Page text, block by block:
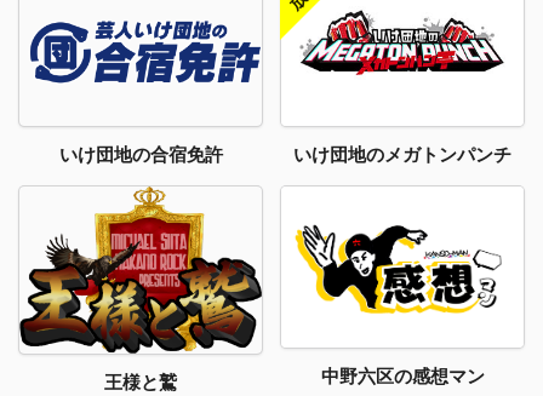
いけ団地の合宿免許 いけ団地のメガトンパンチ
王様と鷲 中野六区の感想マン